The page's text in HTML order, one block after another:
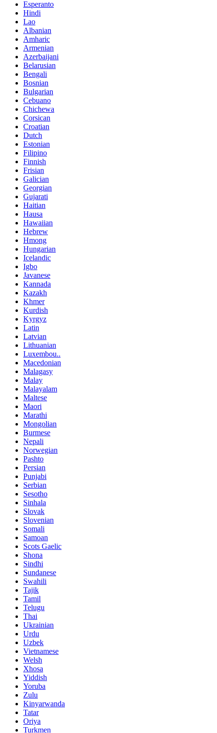
Esperanto
Hindi
Lao
Albanian
Amharic
Armenian
Azerbaijani
Belarusian
Bengali
Bosnian
Bulgarian
Cebuano
Chichewa
Corsican
Croatian
Dutch
Estonian
Filipino
Finnish
Frisian
Galician
Georgian
Gujarati
Haitian
Hausa
Hawaiian
Hebrew
Hmong
Hungarian
Icelandic
Igbo
Javanese
Kannada
Kazakh
Khmer
Kurdish
Kyrgyz
Latin
Latvian
Lithuanian
Luxembou..
Macedonian
Malagasy
Malay
Malayalam
Maltese
Maori
Marathi
Mongolian
Burmese
Nepali
Norwegian
Pashto
Persian
Punjabi
Serbian
Sesotho
Sinhala
Slovak
Slovenian
Somali
Samoan
Scots Gaelic
Shona
Sindhi
Sundanese
Swahili
Tajik
Tamil
Telugu
Thai
Ukrainian
Urdu
Uzbek
Vietnamese
Welsh
Xhosa
Yiddish
Yoruba
Zulu
Kinyarwanda
Tatar
Oriya
Turkmen